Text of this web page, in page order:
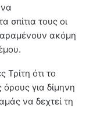
σπίτια τους οι
ακόμη
ότι το
όρους για δίμηνη
να δεχτεί τη